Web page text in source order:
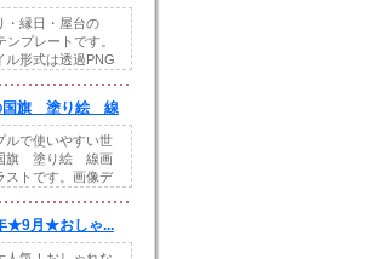
・縁日・屋台の
ンプレートです。
ル形式は透過PNG
国旗 塗り絵 線
ルで使いやすい世
旗 塗り絵 線画
ストです。画像デ
★9月★おしゃ...